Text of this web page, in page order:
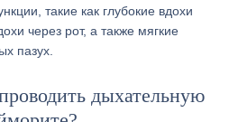
такие как глубокие вдохи
через рот, а также мягкие
пазух.
дыхательную